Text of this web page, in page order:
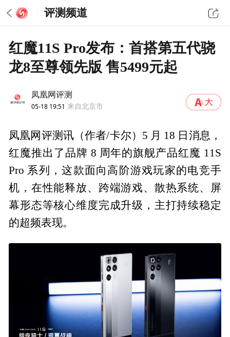
评测频道
红魔11S Pro发布：首搭第五代骁
龙8至尊领先版 售5499元起
凤凰网评测
05-18 19:51 来自北京市
凤凰网评测讯（作者/卡尔）5 月 18 日消息，
红魔推出了品牌 8 周年的旗舰产品红魔 11S
Pro 系列，这款面向高阶游戏玩家的电竞手
机，在性能释放、跨端游戏、散热系统、屏
幕形态等核心维度完成升级，主打持续稳定
的超频表现。